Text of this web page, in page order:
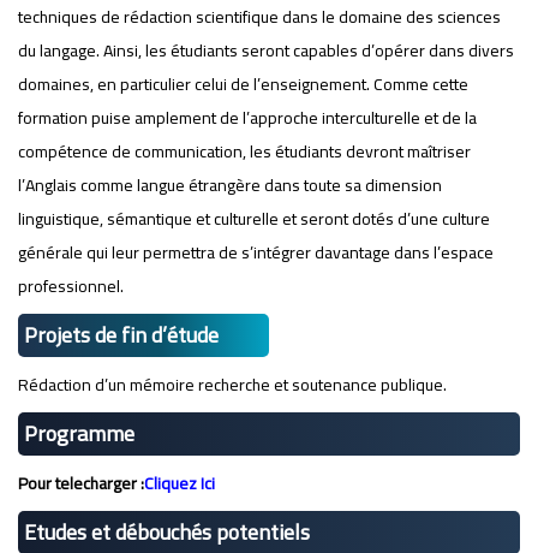
techniques de rédaction scientifique dans le domaine des sciences
du langage. Ainsi, les étudiants seront capables d’opérer dans divers
domaines, en particulier celui de l’enseignement. Comme cette
formation puise amplement de l’approche interculturelle et de la
compétence de communication, les étudiants devront maîtriser
l’Anglais comme langue étrangère dans toute sa dimension
linguistique, sémantique et culturelle et seront dotés d’une culture
générale qui leur permettra de s’intégrer davantage dans l’espace
professionnel.
Projets de fin d’étude
Rédaction d’un mémoire recherche et soutenance publique.
Programme
Pour telecharger :Cliquez Ici
Etudes et débouchés potentiels